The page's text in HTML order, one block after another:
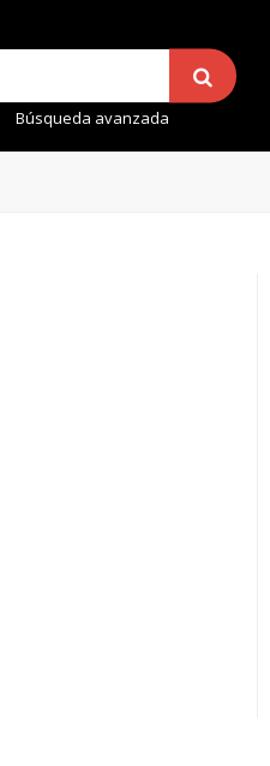
Búsqueda avanzada